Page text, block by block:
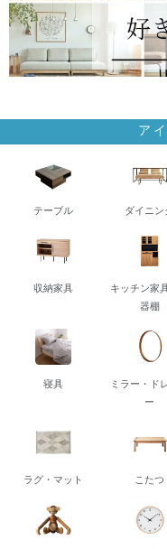
ア
テーブル ダイニン
収納家具
キッチン家
器棚
寝具
ミラー・ド
ー
ラグ・マット こたつ